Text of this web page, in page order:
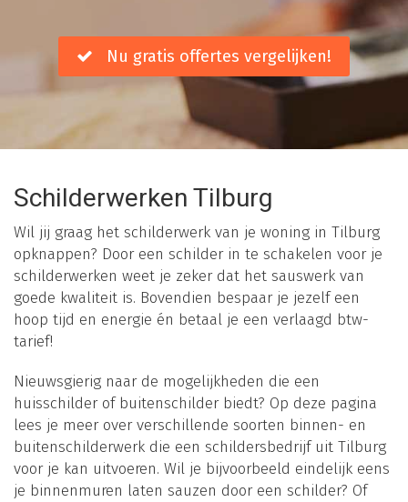
Nu gratis offertes vergelijken!
Schilderwerken Tilburg
Wil jij graag het schilderwerk van je woning in Tilburg
opknappen? Door een schilder in te schakelen voor je
schilderwerken weet je zeker dat het sauswerk van
goede kwaliteit is. Bovendien bespaar je jezelf een
hoop tijd en energie én betaal je een verlaagd btw-
tarief!
Nieuwsgierig naar de mogelijkheden die een
huisschilder of buitenschilder biedt? Op deze pagina
lees je meer over verschillende soorten binnen- en
buitenschilderwerk die een schildersbedrijf uit Tilburg
voor je kan uitvoeren. Wil je bijvoorbeeld eindelijk eens
je binnenmuren laten sauzen door een schilder? Of